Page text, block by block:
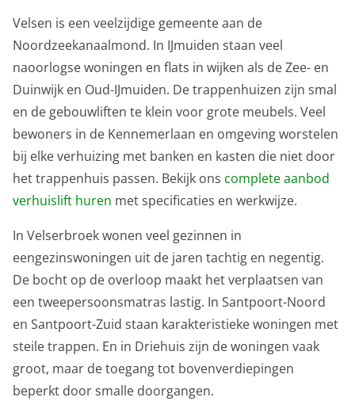
Velsen is een veelzijdige gemeente aan de
Noordzeekanaalmond. In IJmuiden staan veel
naoorlogse woningen en flats in wijken als de Zee- en
Duinwijk en Oud-IJmuiden. De trappenhuizen zijn smal
en de gebouwliften te klein voor grote meubels. Veel
bewoners in de Kennemerlaan en omgeving worstelen
bij elke verhuizing met banken en kasten die niet door
het trappenhuis passen. Bekijk ons complete aanbod
verhuislift huren met specificaties en werkwijze.
In Velserbroek wonen veel gezinnen in
eengezinswoningen uit de jaren tachtig en negentig.
De bocht op de overloop maakt het verplaatsen van
een tweepersoonsmatras lastig. In Santpoort-Noord
en Santpoort-Zuid staan karakteristieke woningen met
steile trappen. En in Driehuis zijn de woningen vaak
groot, maar de toegang tot bovenverdiepingen
beperkt door smalle doorgangen.